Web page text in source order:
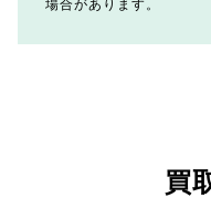
場合があります。
買